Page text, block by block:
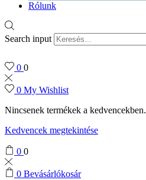
Rólunk
Search input
0 0
0 My Wishlist
Nincsenek termékek a kedvencekben.
Kedvencek megtekintése
0 0
0 Bevásárlókosár